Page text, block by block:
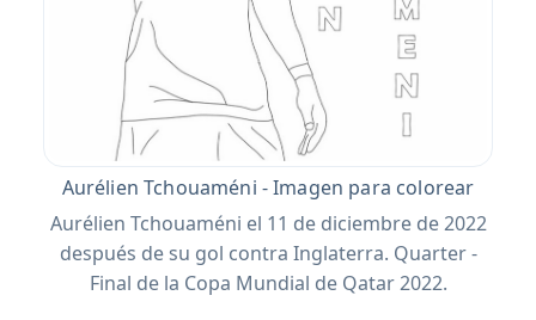
Aurélien Tchouaméni - Imagen para colorear
Aurélien Tchouaméni el 11 de diciembre de 2022
después de su gol contra Inglaterra. Quarter -
Final de la Copa Mundial de Qatar 2022.